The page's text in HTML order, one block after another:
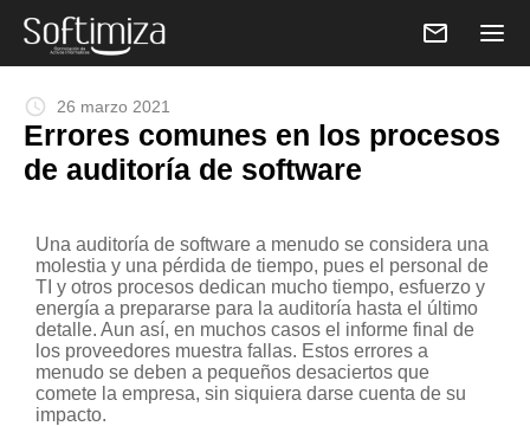
email
schedule 26 marzo 2021
Errores comunes en los procesos
de auditoría de software
Una auditoría de software a menudo se considera una
molestia y una pérdida de tiempo, pues el personal de
TI y otros procesos dedican mucho tiempo, esfuerzo y
energía a prepararse para la auditoría hasta el último
detalle. Aun así, en muchos casos el informe final de
los proveedores muestra fallas. Estos errores a
menudo se deben a pequeños desaciertos que
comete la empresa, sin siquiera darse cuenta de su
impacto.